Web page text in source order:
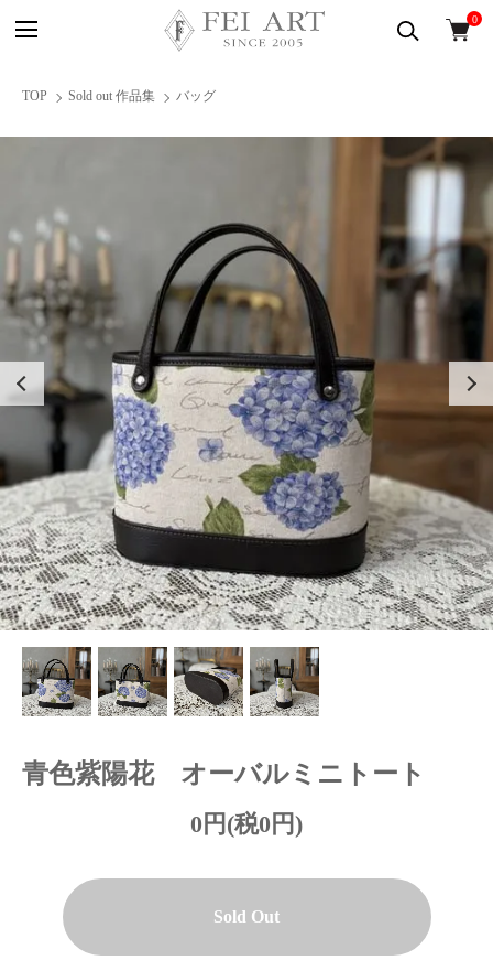
0
TOP Sold out 作品集 バッグ
青色紫陽花 オーバルミニトート
0円(税0円)
Sold Out